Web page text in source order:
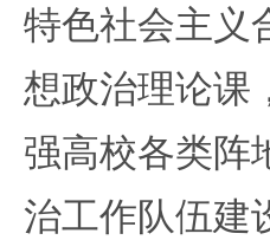
特色社会主义
想政治理论课
强高校各类阵
治工作队伍建